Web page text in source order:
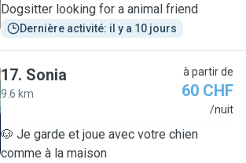
Dogsitter looking for a animal friend
Dernière activité: il y a 10 jours
17. Sonia
9.6 km
à partir de
60 CHF
/nuit
🐶 Je garde et joue avec votre chien
comme à la maison